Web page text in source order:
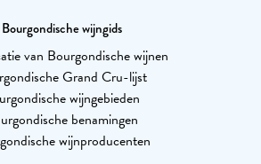
Bourgondische wijngids
van Bourgondische wijnen
Grand Cru-lijst
wijngebieden
benamingen
wijnproducenten